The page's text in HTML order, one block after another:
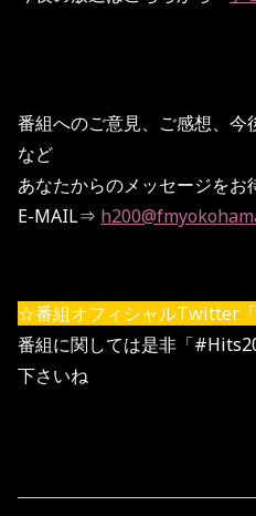
番組へのご意見、ご感想、今
など
あなたからのメッセージをお
E-MAIL⇒
☆番組オフィシャルTwitter
番組に関しては是非「
下さいね